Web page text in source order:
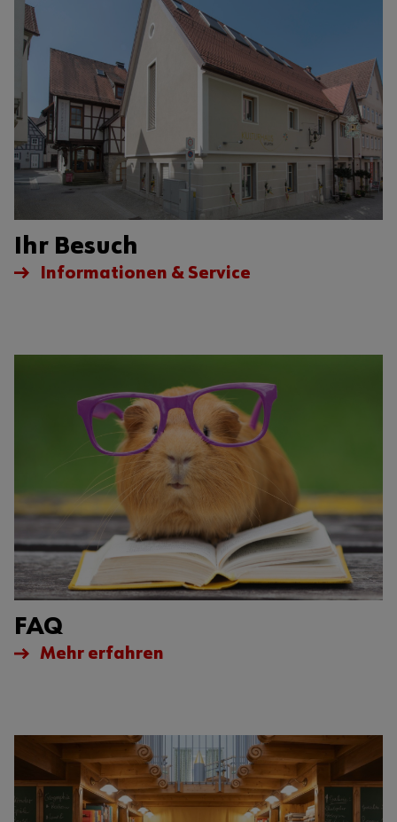
Ihr Besuch
Informationen & Service
FAQ
Mehr erfahren